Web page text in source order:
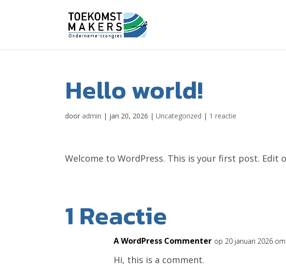
Hello world!
door admin | jan 20, 2026 |Uncategorized | 1 reactie
Welcome to WordPress. This is your first post.
1 Reactie
A WordPress Commenter op 20 januari 2026
Hi, this is a comment.